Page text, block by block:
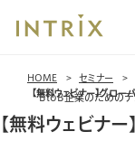
ブ
レッ
ク
HOME
セミナー
【無料ウェビナー】グロ
BtoB企業のためのデ
【無料ウェビナ